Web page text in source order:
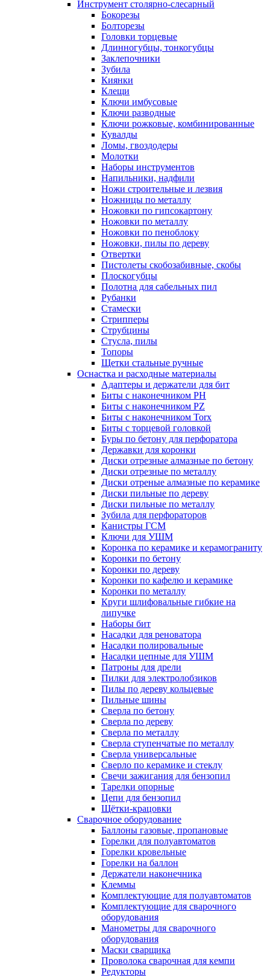
Инструмент столярно-слесарный
Бокорезы
Болторезы
Головки торцевые
Длинногубцы, тонкогубцы
Заклепочники
Зубила
Киянки
Клещи
Ключи имбусовые
Ключи разводные
Ключи рожковые, комбинированные
Кувалды
Ломы, гвоздодеры
Молотки
Наборы инструментов
Напильники, надфили
Ножи строительные и лезвия
Ножницы по металлу
Ножовки по гипсокартону
Ножовки по металлу
Ножовки по пеноблоку
Ножовки, пилы по дереву
Отвертки
Пистолеты скобозабивные, скобы
Плоскогубцы
Полотна для сабельных пил
Рубанки
Стамески
Стрипперы
Струбцины
Стусла, пилы
Топоры
Щетки стальные ручные
Оснастка и расходные материалы
Адаптеры и держатели для бит
Биты с наконечником PH
Биты с наконечником PZ
Биты с наконечником Torx
Биты с торцевой головкой
Буры по бетону для перфоратора
Державки для коронки
Диски отрезные алмазные по бетону
Диски отрезные по металлу
Диски отреные алмазные по керамике
Диски пильные по дереву
Диски пильные по металлу
Зубила для перфораторов
Канистры ГСМ
Ключи для УШМ
Коронка по керамике и керамограниту
Коронки по бетону
Коронки по дереву
Коронки по кафелю и керамике
Коронки по металлу
Круги шлифовальные гибкие на
липучке
Наборы бит
Насадки для реноватора
Насадки полировальные
Насадки цепные для УШМ
Патроны для дрели
Пилки для электролобзиков
Пилы по дереву кольцевые
Пильные шины
Сверла по бетону
Сверла по дереву
Сверла по металлу
Сверла ступенчатые по металлу
Сверла универсальные
Сверло по керамике и стеклу
Свечи зажигания для бензопил
Тарелки опорные
Цепи для бензопил
Щётки-крацовки
Сварочное оборудование
Баллоны газовые, пропановые
Горелки для полуавтоматов
Горелки кровельные
Горелки на баллон
Держатели наконечника
Клеммы
Комплектующие для полуавтоматов
Комплектующие для сварочного
оборудования
Манометры для сварочного
оборудования
Маски сварщика
Проволока сварочная для кемпи
Редукторы